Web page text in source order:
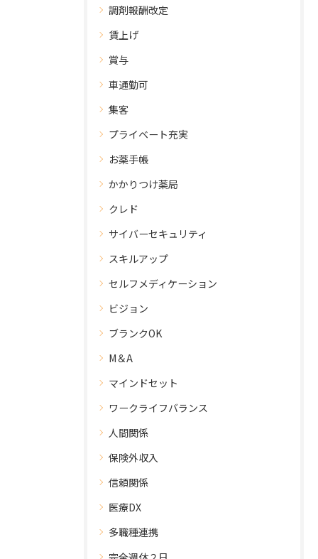
調剤報酬改定
賃上げ
賞与
車通勤可
集客
プライベート充実
お薬手帳
かかりつけ薬局
クレド
サイバーセキュリティ
スキルアップ
セルフメディケーション
ビジョン
ブランクOK
M＆A
マインドセット
ワークライフバランス
人間関係
保険外収入
信頼関係
医療DX
多職種連携